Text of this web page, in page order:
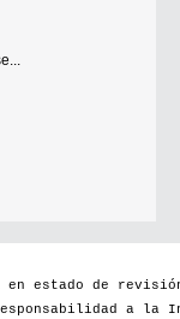
en estado de
a la